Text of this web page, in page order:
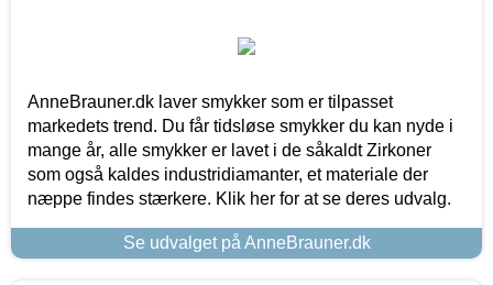
AnneBrauner.dk laver smykker som er tilpasset
markedets trend. Du får tidsløse smykker du kan nyde i
mange år, alle smykker er lavet i de såkaldt Zirkoner
som også kaldes industridiamanter, et materiale der
næppe findes stærkere. Klik her for at se deres udvalg.
Se udvalget på AnneBrauner.dk